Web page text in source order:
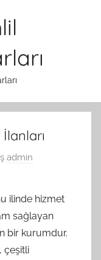
admin
ilinde hizmet
sağlayan
bir kurumdur.
çeşitli